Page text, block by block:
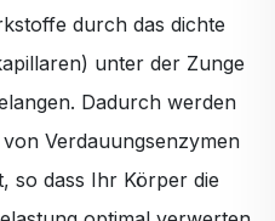
durch das dichte
unter der Zunge
Dadurch werden
Verdauungsenzymen
so dass Ihr Körper die